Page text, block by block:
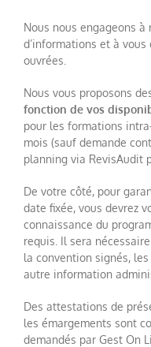
Nous nous engageons à
d’informations et à vous
ouvrées.
Nous vous proposons
fonction de vos
pour les formations
mois (sauf demande
planning via RevisAudit
De votre côté, pour
date fixée, vous devrez
connaissance du
requis. Il sera
la convention signés,
autre information
Des attestations de
les émargements sont
demandés par Gest On